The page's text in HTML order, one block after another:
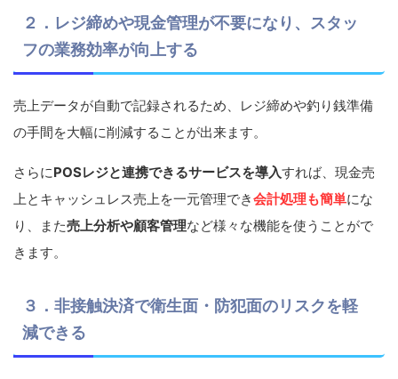
２．レジ締めや現金管理が不要になり、スタッ
フの業務効率が向上する
売上データが自動で記録されるため、レジ締めや釣り銭準備
の手間を大幅に削減することが出来ます。
さらにPOSレジと連携できるサービスを導入すれば、現金売
上とキャッシュレス売上を一元管理でき会計処理も簡単にな
り、また売上分析や顧客管理など様々な機能を使うことがで
きます。
３．非接触決済で衛生面・防犯面のリスクを軽
減できる